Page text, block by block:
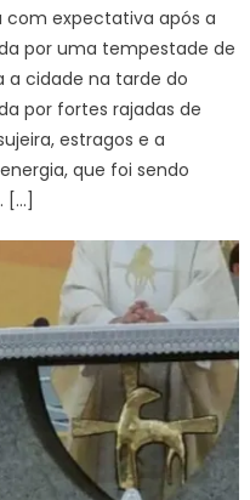
com expectativa após a
por uma tempestade de
a cidade na tarde do
por fortes rajadas de
estragos e a
que foi sendo
[…]